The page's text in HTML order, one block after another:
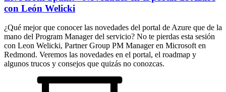
con León Welicki
¿Qué mejor que conocer las novedades del portal de Azure que de la
mano del Program Manager del servicio? No te pierdas esta sesión
con Leon Welicki, Partner Group PM Manager en Microsoft en
Redmond. Veremos las novedades en el portal, el roadmap y
algunos trucos y consejos que quizás no conozcas.